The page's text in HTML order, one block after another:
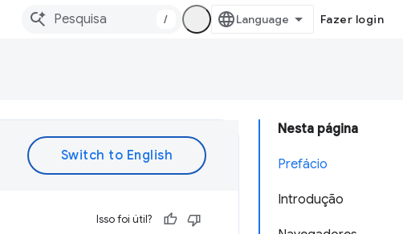
/ Fazer login
Nesta página
Prefácio
Introdução
Isso foi útil?